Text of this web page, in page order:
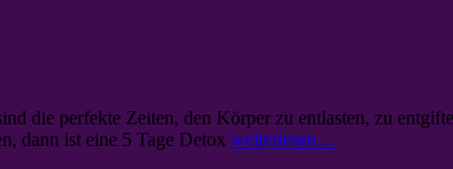
die perfekte Zeiten, den Körper zu entlasten, zu
dann ist eine 5 Tage Detox weiterlesen…